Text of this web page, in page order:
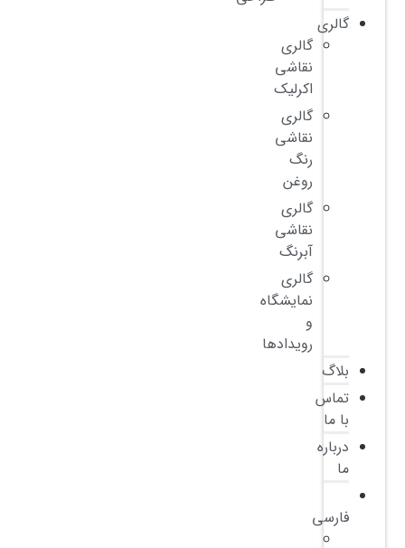
گالری
گالری
نقاشی
اکرلیک
گالری
نقاشی
رنگ
روغن
گالری
نقاشی
آبرنگ
گالری
نمایشگاه
رویدادها
بلاگ
تماس
با ما
درباره
ما
فارسی